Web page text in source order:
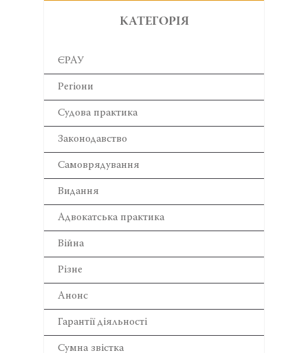
КАТЕГОРІЯ
ЄРАУ
Регіони
Cудова практика
Законодавство
Самоврядування
Видання
Адвокатська практика
Війна
Різне
Анонс
Гарантії діяльності
Сумна звістка